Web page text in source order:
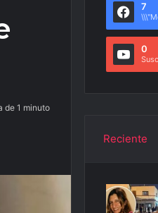
de 1 minuto
7
0
Reciente